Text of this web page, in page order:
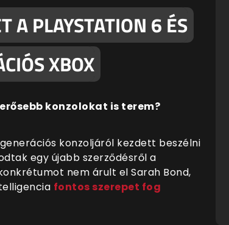
A PLAYSTATION 6 ÉS
XBOX
konzolokat is terem?
konzoljáról kezdett beszélni
egy újabb szerződésről a
nem árult el Sarah Bond,
fontos szerepet fog